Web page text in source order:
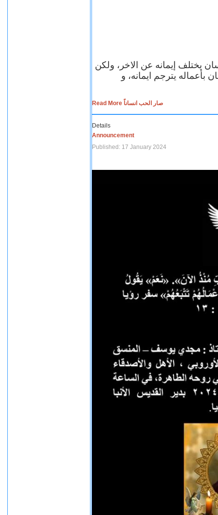
يختلف إيمانه عن الاخر، ولكن
بأعماله يترجم ايمانه، و
Read More صار الحب انساناً
Details
Announcement
Published: 17 January 2024